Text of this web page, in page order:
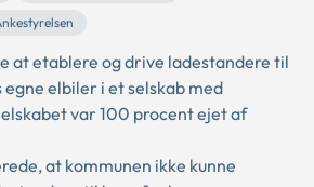
at etablere og drive ladestandere til
elbiler i et selskab med
var 100 procent ejet af
at kommunen ikke kunne